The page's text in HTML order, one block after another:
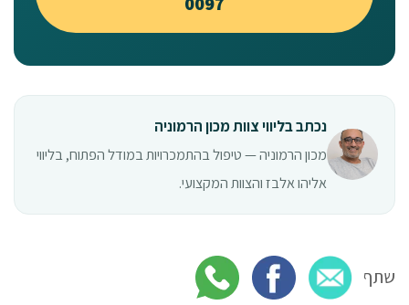
נכתב בליווי צוות מכון הרמוניה
מכון הרמוניה — טיפול בהתמכרויות במודל הפתוח, בליווי
אליהו אלבז והצוות המקצועי.
שתף